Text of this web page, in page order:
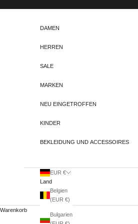
DAMEN
HERREN
SALE
MARKEN
NEU EINGETROFFEN
KINDER
BEKLEIDUNG UND ACCESSOIRES
EUR €
Land
Belgien
(EUR €)
Bulgarien
Warenkorb